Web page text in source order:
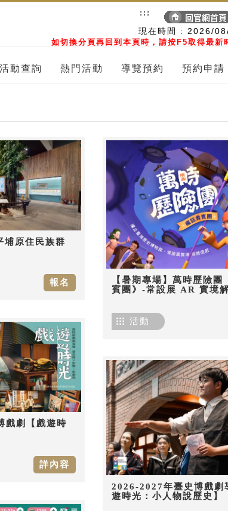
現在時間 : 2026/
如切換分頁再回到本頁時，請按F5取得最新
:::
活動查詢 熱門活動 導覽預約 預約申請
埔原住民族群
報名
【暑期專場】萬時歷險團
賓團》-常設展 AR 實境
活動
戲劇【戲遊時
詳內容
2026-2027年臺史博戲劇
遊時光：小人物說歷史】